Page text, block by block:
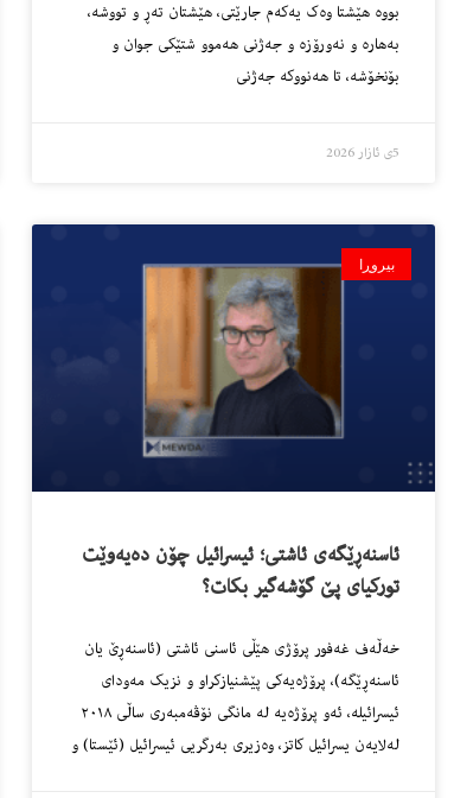
بووە هێشتا وەک یەکەم جارێتی، هێشتان تەڕ و تووشە،
بەهارە و نەورۆزە و جەژنی هەموو شتێکی جوان و
بۆنخۆشە، تا هەنووکە جەژنی
5ی ئازار 2026
بیروڕا
ئاسنەڕێگەی ئاشتی؛ ئیسرائیل چۆن دەیەوێت
تورکیای پێ گۆشەگیر بکات؟
خەڵەف غەفور پرۆژی هێڵی ئاسنی ئاشتی (ئاسنەڕێ یان
ئاسنەڕێگە)، پرۆژەیەکی پێشنیازکراو و نزیک مەودای
ئیسرائیلە، ئەو پرۆژەیە لە مانگی نۆڤەمبەری ساڵی ٢٠١٨
لەلایەن یسرائیل کاتز، وەزیری بەرگریی ئیسرائیل (ئێستا) و